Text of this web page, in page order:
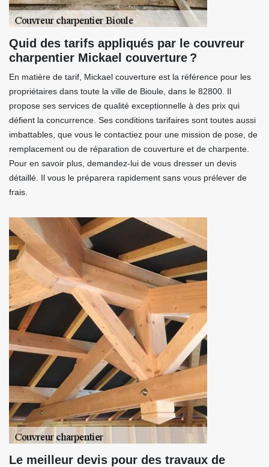
Quid des tarifs appliqués par le couvreur
charpentier Mickael couverture ?
En matière de tarif, Mickael couverture est la référence pour les
propriétaires dans toute la ville de Bioule, dans le 82800. Il
propose ses services de qualité exceptionnelle à des prix qui
défient la concurrence. Ses conditions tarifaires sont toutes aussi
imbattables, que vous le contactiez pour une mission de pose, de
remplacement ou de réparation de couverture et de charpente.
Pour en savoir plus, demandez-lui de vous dresser un devis
détaillé. Il vous le préparera rapidement sans vous prélever de
frais.
Le meilleur devis pour des travaux de